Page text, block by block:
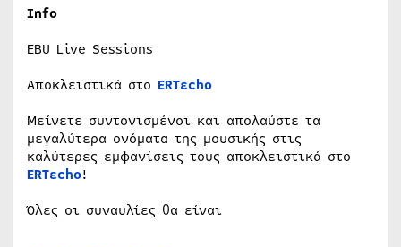
Info
EBU Live Sessions
Αποκλειστικά στο ERTεcho
Μείνετε συντονισμένοι και απολαύστε τα
μεγαλύτερα ονόματα της μουσικής στις
καλύτερες εμφανίσεις τους αποκλειστικά στο
ERTεcho!
Όλες οι συναυλίες θα είναι